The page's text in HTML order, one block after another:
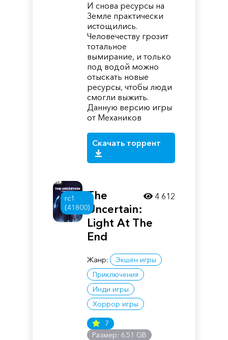
И снова ресурсы на
Земле практически
истощились.
Человечеству грозит
тотальное
вымирание, и только
под водой можно
отыскать новые
ресурсы, чтобы люди
смогли выжить.
Данную версию игры
от Механиков
Скачать торрент
rc1
(41800)
The
Uncertain:
Light At The
End
Жанр:
Экшен игры
Приключения
Инди игры
Хоррор игры
7
Размер: 6.51 GB
4 612